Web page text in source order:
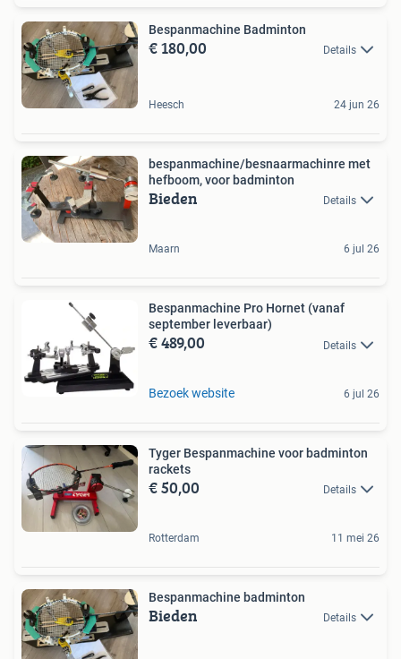
Bespanmachine Badminton
€ 180,00 Details
Heesch 24 jun 26
bespanmachine/besnaarmachinre met
hefboom, voor badminton
Bieden Details
Maarn 6 jul 26
Bespanmachine Pro Hornet (vanaf
september leverbaar)
€ 489,00 Details
Bezoek website 6 jul 26
Tyger Bespanmachine voor badminton
rackets
€ 50,00 Details
Rotterdam 11 mei 26
Bespanmachine badminton
Bieden Details